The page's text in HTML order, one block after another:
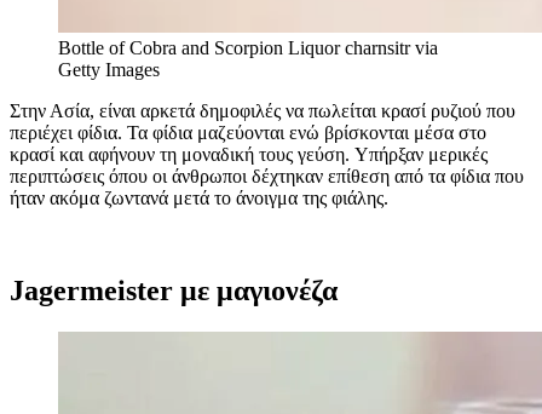
Bottle of Cobra and Scorpion Liquor charnsitr via
Getty Images
Στην Ασία, είναι αρκετά δημοφιλές να πωλείται κρασί ρυζιού που
περιέχει φίδια. Τα φίδια μαζεύονται ενώ βρίσκονται μέσα στο
κρασί και αφήνουν τη μοναδική τους γεύση. Υπήρξαν μερικές
περιπτώσεις όπου οι άνθρωποι δέχτηκαν επίθεση από τα φίδια που
ήταν ακόμα ζωντανά μετά το άνοιγμα της φιάλης.
Jagermeister με μαγιονέζα